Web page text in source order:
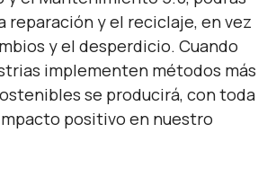
reparación y el reciclaje, en vez
y el desperdicio. Cuando
implementen métodos más
se producirá, con toda
positivo en nuestro